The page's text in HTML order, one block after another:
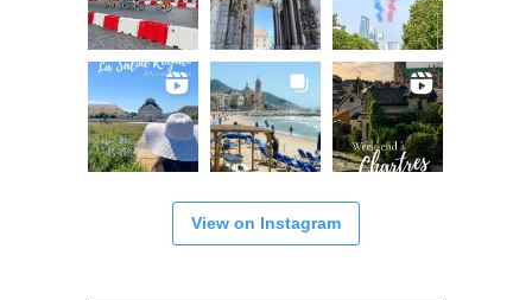
View on Instagram